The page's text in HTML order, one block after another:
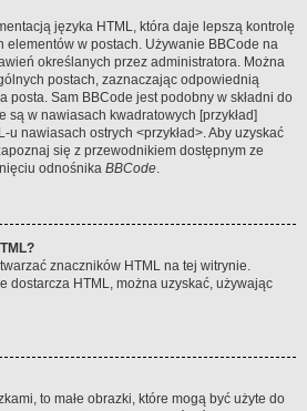
języka HTML, która daje lepszą kontrolę
elementów w postach. Używanie BBCode na
określanych przez administratora. Można
postach, zaznaczając odpowiednią
posta. Sam BBCode jest podobny w składni do
są w nawiasach kwadratowych [przykład]
u nawiasach ostrych <przykład>. Aby uzyskać
się z przewodnikiem dostępnym ze
odnośnika BBCode.
znaczników HTML na tej witrynie.
dostarcza HTML, można uzyskać, używając
to małe obrazki, które mogą być użyte do